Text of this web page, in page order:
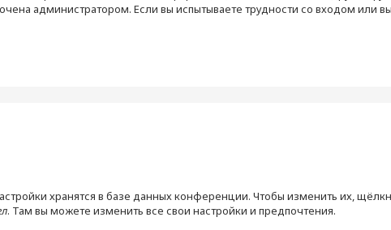
администратором. Если вы испытываете трудности со входом или
хранятся в базе данных конференции. Чтобы изменить их,
. Там вы можете изменить все свои настройки и предпочтения.